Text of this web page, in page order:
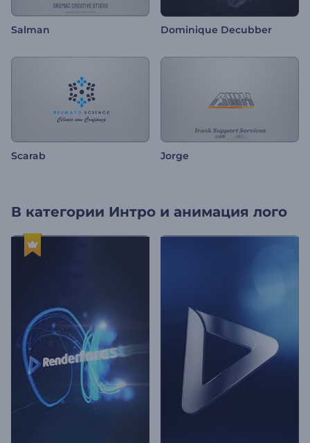
Salman Dominique Decubber
Scarab Jorge
В категории Интро и анимация лого